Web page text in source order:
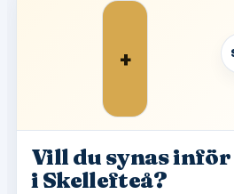
+
Vill du synas
i Skellefteå?